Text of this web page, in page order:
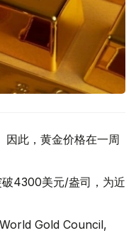
因此，黄金价格在一周
4300美元/盎司，为近
World Gold Council,